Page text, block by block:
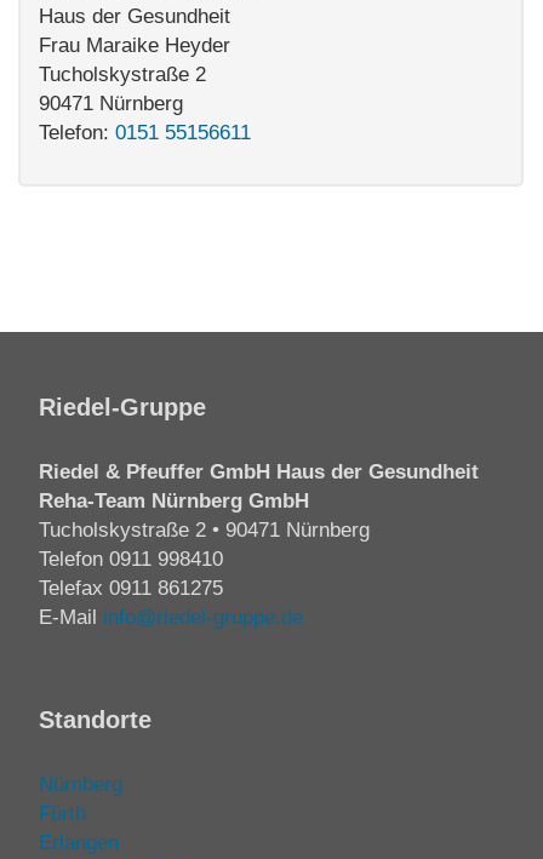
Haus der Gesundheit
Frau Maraike Heyder
Tucholskystraße 2
90471 Nürnberg
Telefon: 0151 55156611
Riedel-Gruppe
Riedel & Pfeuffer GmbH Haus der Gesundheit
Reha-Team Nürnberg GmbH
Tucholskystraße 2 • 90471 Nürnberg
Telefon 0911 998410
Telefax 0911 861275
E-Mail info@riedel-gruppe.de
Standorte
Nürnberg
Fürth
Erlangen